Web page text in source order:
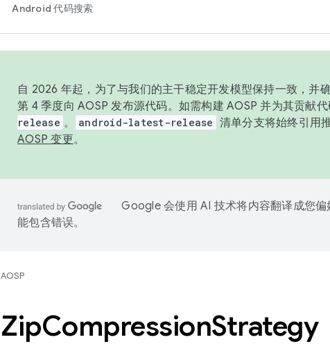
Android 代码搜索
自 2026 年起，为了与我们的主干稳定开发模型保持一致，并
第 4 季度向 AOSP 发布源代码。如需构建 AOSP 并为其贡献
release 。 android-latest-release 清单分支将始终引用
AOSP 变更。
Google 会使用 AI 技术将内容翻译成您
能包含错误。
AOSP
ZipCompressionStrategy